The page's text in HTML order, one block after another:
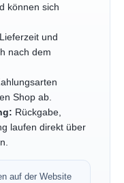
können sich
und
nach dem
Shop ab.
Rückgabe,
laufen direkt über
auf der Website